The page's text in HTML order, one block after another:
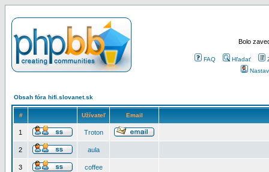
Bolo
FAQ Hľadať
Obsah fóra hifi.slovanet.sk
# Užívateľ Email
1 Troton
2 aula
3 coffee